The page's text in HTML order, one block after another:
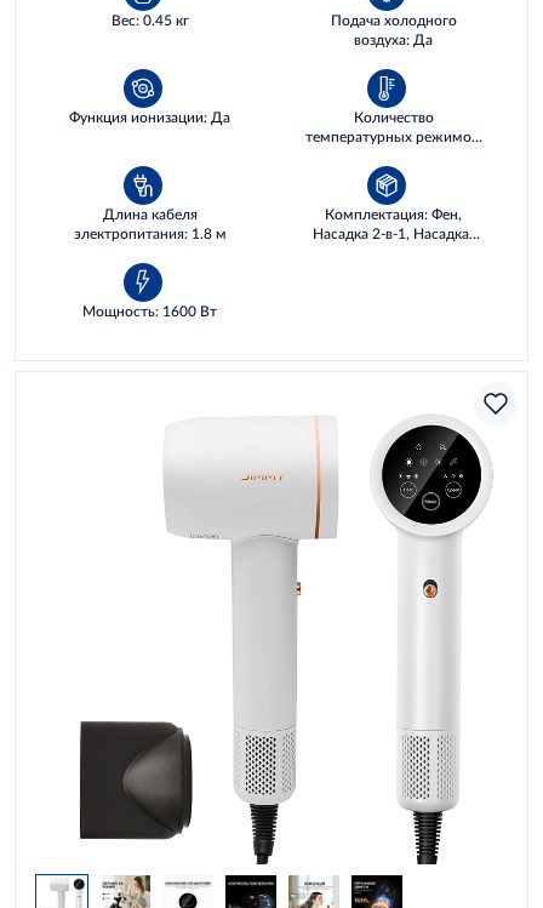
Вес: 0.45 кг
Подача холодного
воздуха: Да
Функция ионизации: Да
Количество
температурных режимов:
Длина кабеля
электропитания: 1.8 м
Комплектация: Фен,
Насадка 2-в-1, Насадка-
Мощность: 1600 Вт